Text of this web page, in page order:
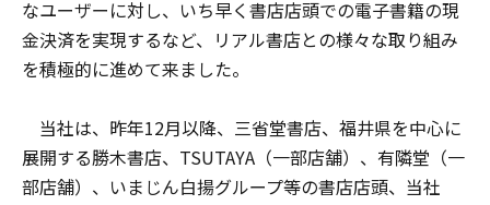
なユーザーに対し、いち早く書店店頭での電子書籍の現
金決済を実現するなど、リアル書店との様々な取り組み
を積極的に進めて来ました。
当社は、昨年12月以降、三省堂書店、福井県を中心に
展開する勝木書店、TSUTAYA（一部店舗）、有隣堂（一
部店舗）、いまじん白揚グループ等の書店店頭、当社